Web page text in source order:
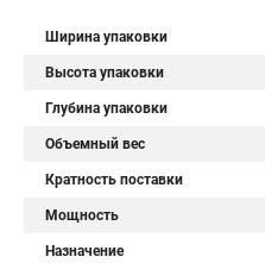
Ширина упаковки
Высота упаковки
Глубина упаковки
Объемный вес
Кратность поставки
Мощность
Назначение